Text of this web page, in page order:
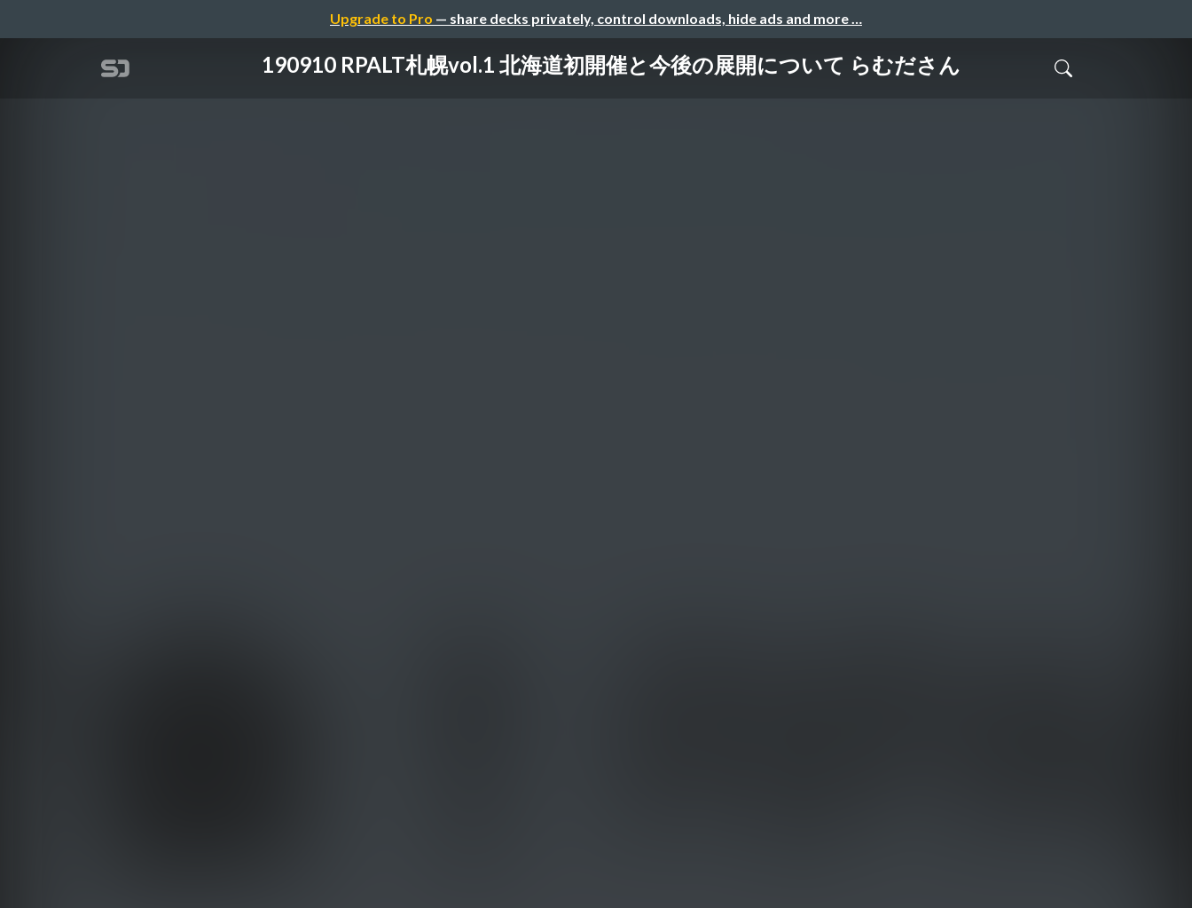
Upgrade to Pro — share decks privately, control downloads, hide ads and more …
190910 RPALT札幌vol.1 北海道初開催と今後の展開について らむださん